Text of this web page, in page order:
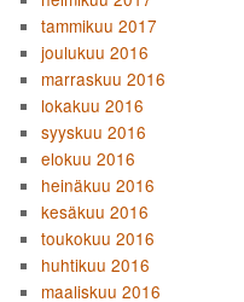
tammikuu 2017
joulukuu 2016
marraskuu 2016
lokakuu 2016
syyskuu 2016
elokuu 2016
heinäkuu 2016
kesäkuu 2016
toukokuu 2016
huhtikuu 2016
maaliskuu 2016